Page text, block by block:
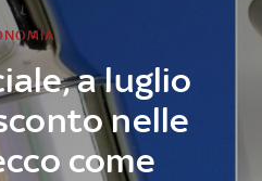
a luglio
nelle
come